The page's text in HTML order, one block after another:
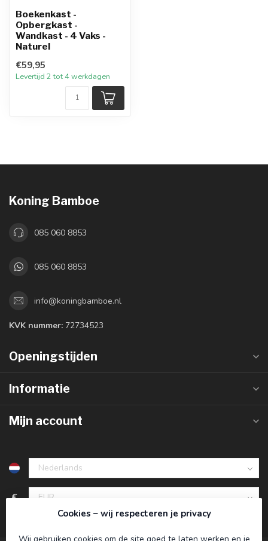
Boekenkast -
Opbergkast -
Wandkast - 4 Vaks -
Naturel
€59,95
Levertijd 2 tot 4 werkdagen
Koning Bamboe
085 060 8853
085 060 8853
info@koningbamboe.nl
KVK nummer: 72734523
Openingstijden
Informatie
Mijn account
€
Cookies – wij respecteren je privacy